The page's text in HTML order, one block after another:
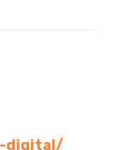
digital/